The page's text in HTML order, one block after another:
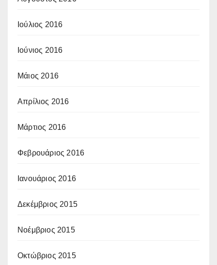
Ιούλιος 2016
Ιούνιος 2016
Μάιος 2016
Απρίλιος 2016
Μάρτιος 2016
Φεβρουάριος 2016
Ιανουάριος 2016
Δεκέμβριος 2015
Νοέμβριος 2015
Οκτώβριος 2015